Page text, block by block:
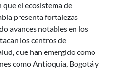
que el ecosistema de
presenta fortalezas
avances notables en los
los centros de
que han emergido como
como Antioquia, Bogotá y